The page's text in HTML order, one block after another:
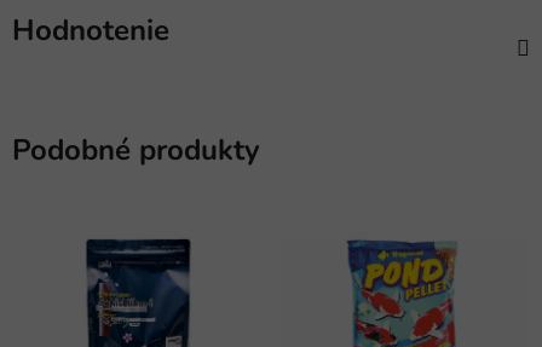
Hodnotenie
Podobné produkty